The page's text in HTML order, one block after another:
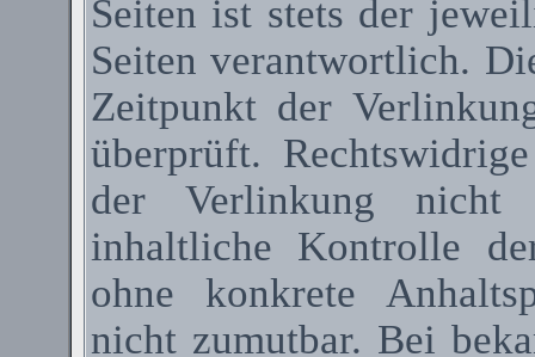
Seiten ist stets der
Seiten verantwortlich.
Zeitpunkt der
überprüft.
der Verlinkung nicht
inhaltliche Kontrolle
ohne konkrete
nicht zumutbar. Bei